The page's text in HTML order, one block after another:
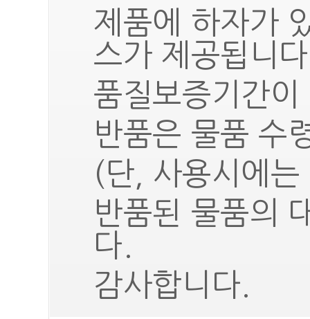
제품에 하자가
스가 제공됩니
품질보증기간
반품은 물품 수
(단, 사용시에
반품된 물품의
다.
감사합니다.